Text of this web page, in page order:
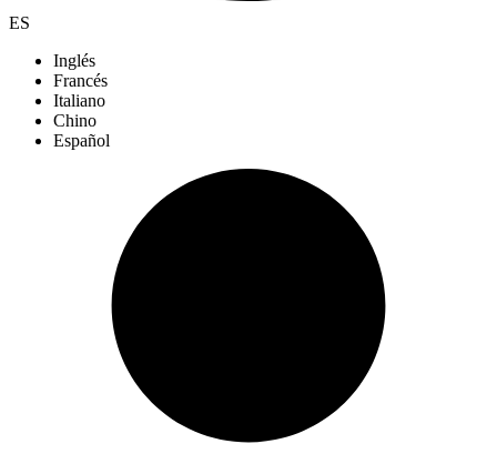
ES
Inglés
Francés
Italiano
Chino
Español